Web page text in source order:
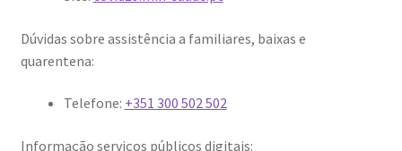
Dúvidas sobre assistência a familiares, baixas e
quarentena:
Telefone: +351 300 502 502
Informação serviços públicos digitais: